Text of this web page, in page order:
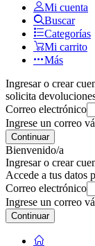
Mi cuenta
Buscar
Categorías
Mi carrito
Más
Ingresar o crear
solicita
Correo electrónico
Ingrese un correo
Continuar
Bienvenido/a
Ingresar o crear
Accede a tus datos
Correo electrónico
Ingrese un correo
Continuar